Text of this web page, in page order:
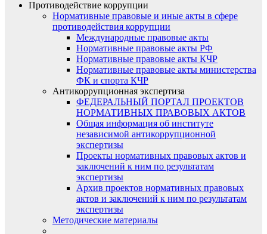
Противодействие коррупции
Нормативные правовые и иные акты в сфере
противодействия коррупции
Международные правовые акты
Нормативные правовые акты РФ
Нормативные правовые акты КЧР
Нормативные правовые акты министерства
ФК и спорта КЧР
Антикоррупционная экспертиза
ФЕДЕРАЛЬНЫЙ ПОРТАЛ ПРОЕКТОВ
НОРМАТИВНЫХ ПРАВОВЫХ АКТОВ
Общая информация об институте
независимой антикоррупционной
экспертизы
Проекты нормативных правовых актов и
заключений к ним по результатам
экспертизы
Архив проектов нормативных правовых
актов и заключений к ним по результатам
экспертизы
Методические материалы